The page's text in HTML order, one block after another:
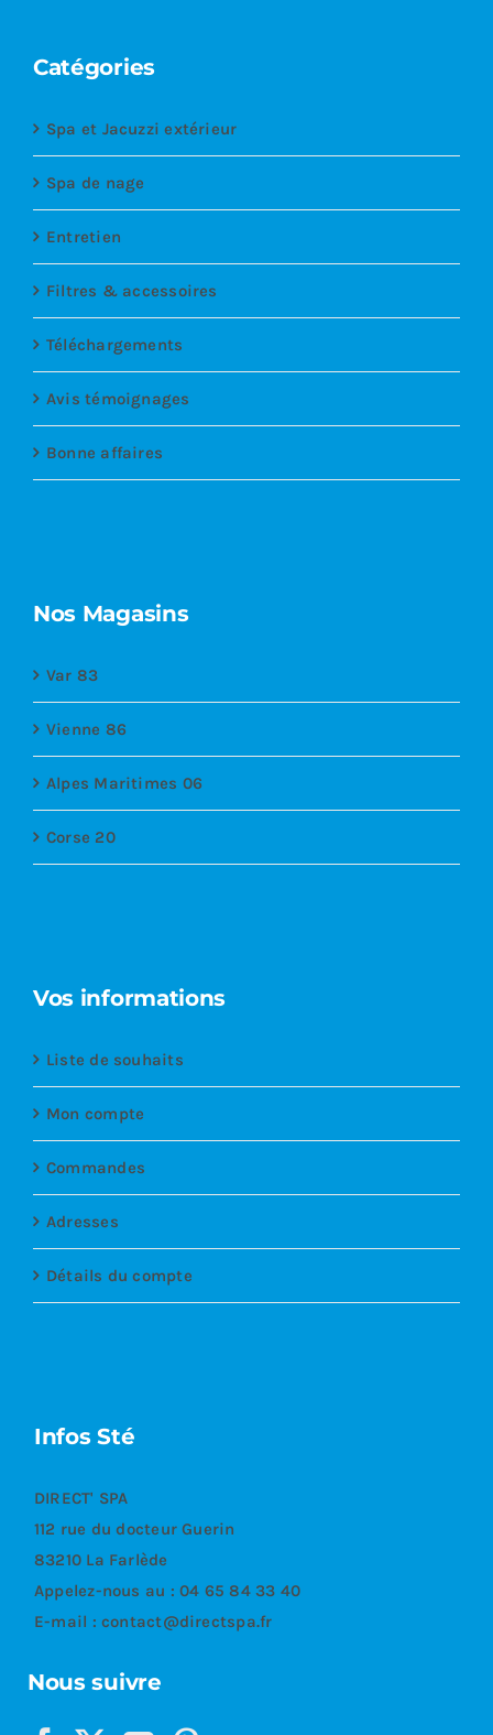
Catégories
Spa et Jacuzzi extérieur
Spa de nage
Entretien
Filtres & accessoires
Téléchargements
Avis témoignages
Bonne affaires
Nos Magasins
Var 83
Vienne 86
Alpes Maritimes 06
Corse 20
Vos informations
Liste de souhaits
Mon compte
Commandes
Adresses
Détails du compte
Infos Sté
DIRECT' SPA
112 rue du docteur Guerin
83210 La Farlède
Appelez-nous au :04 65 84 33 40
E-mail :contact@directspa.fr
Nous suivre